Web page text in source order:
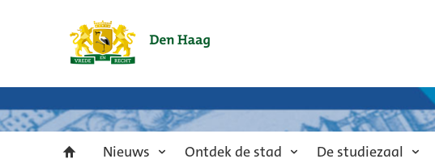
Nieuws Ontdek de stad De studiezaal